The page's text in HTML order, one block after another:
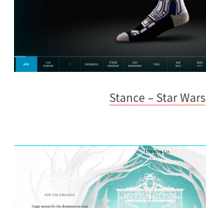
Stance – Star Wars